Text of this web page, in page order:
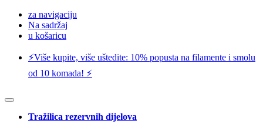
za navigaciju
Na sadržaj
u košaricu
⚡️Više kupite, više uštedite: 10% popusta na filamente i smolu
od 10 komada! ⚡️
Tražilica rezervnih dijelova